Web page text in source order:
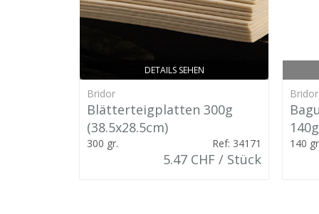
DETAILS SEHEN
Bridor
Blätterteigplatten 300g
(38.5x28.5cm)
300 gr. Ref: 34171
5.47 CHF / Stück
Bridor
140g
140